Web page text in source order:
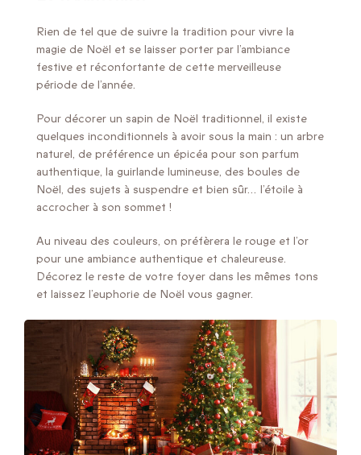
Rien de tel que de suivre la tradition pour vivre la
magie de Noël et se laisser porter par l’ambiance
festive et réconfortante de cette merveilleuse
période de l’année.
Pour décorer un sapin de Noël traditionnel, il existe
quelques inconditionnels à avoir sous la main : un arbre
naturel, de préférence un épicéa pour son parfum
authentique, la guirlande lumineuse, des boules de
Noël, des sujets à suspendre et bien sûr… l’étoile à
accrocher à son sommet !
Au niveau des couleurs, on préfèrera le rouge et l’or
pour une ambiance authentique et chaleureuse.
Décorez le reste de votre foyer dans les mêmes tons
et laissez l’euphorie de Noël vous gagner.